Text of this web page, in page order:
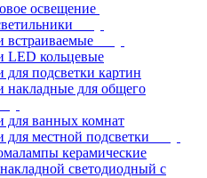
освещение
встраиваемые
LED кольцевые
для подсветки картин
накладные для общего
для ванных комнат
для местной подсветки
керамические
светодиодный с